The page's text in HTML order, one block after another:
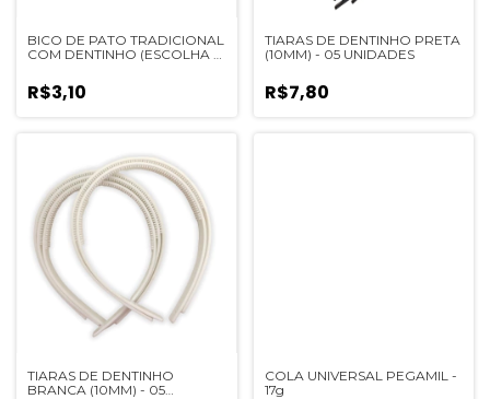
BICO DE PATO TRADICIONAL
COM DENTINHO (ESCOLHA O
R$3,10
TIARAS DE DENTINHO PRETA
(10MM) - 05 UNIDADES
R$7,80
TIARAS DE DENTINHO
BRANCA (10MM) - 05
COLA UNIVERSAL PEGAMIL -
17g